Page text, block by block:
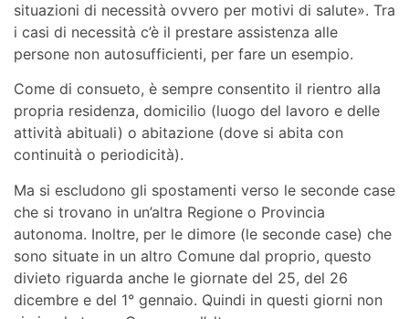
situazioni di necessità ovvero per motivi di salute». Tra
i casi di necessità c’è il prestare assistenza alle
persone non autosufficienti, per fare un esempio.
Come di consueto, è sempre consentito il rientro alla
propria residenza, domicilio (luogo del lavoro e delle
attività abituali) o abitazione (dove si abita con
continuità o periodicità).
Ma si escludono gli spostamenti verso le seconde case
che si trovano in un’altra Regione o Provincia
autonoma. Inoltre, per le dimore (le seconde case) che
sono situate in un altro Comune dal proprio, questo
divieto riguarda anche le giornate del 25, del 26
dicembre e del 1° gennaio. Quindi in questi giorni non